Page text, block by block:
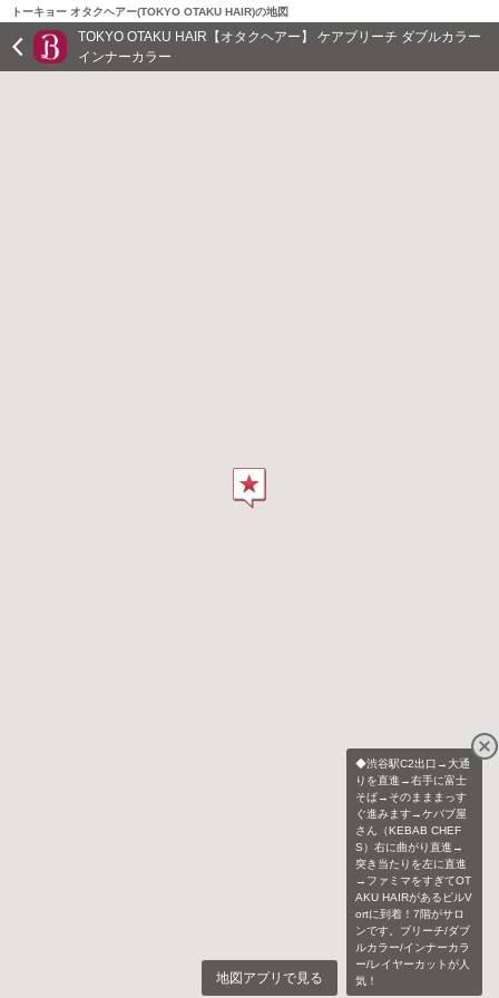
トーキョー オタクヘアー(TOKYO OTAKU HAIR)の地図
TOKYO OTAKU HAIR【オタクヘアー】 ケアブリーチ ダブルカラー
インナーカラー
◆渋谷駅C2出口→大通
りを直進→右手に富士
そば→そのまままっす
ぐ進みます→ケバブ屋
さん（KEBAB CHEF
S）右に曲がり直進→
突き当たりを左に直進
→ファミマをすぎてOT
AKU HAIRがあるビルV
ortに到着！7階がサロ
ンです。ブリーチ/ダブ
ルカラー/インナーカラ
ー/レイヤーカットが人
気！
地図アプリで見る